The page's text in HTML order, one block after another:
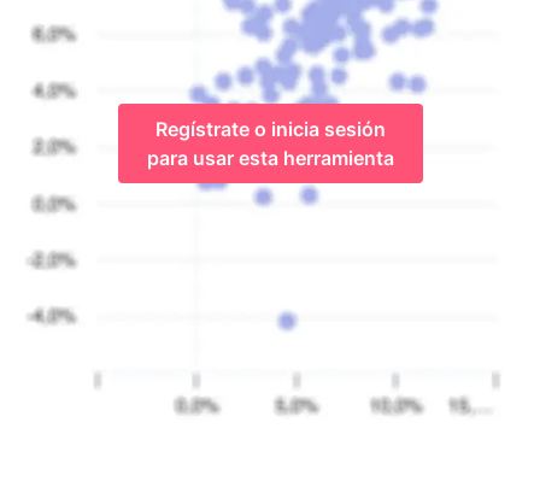
Regístrate o inicia sesión
para usar esta herramienta